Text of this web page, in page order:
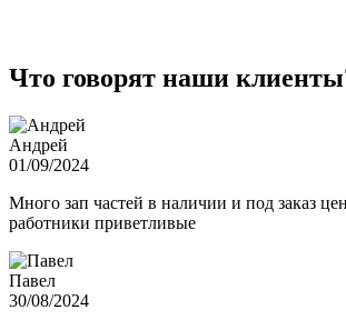
Что говорят наши
Андрей
01/09/2024
Много зап частей в наличии и под заказ
работники приветливые
Павел
30/08/2024